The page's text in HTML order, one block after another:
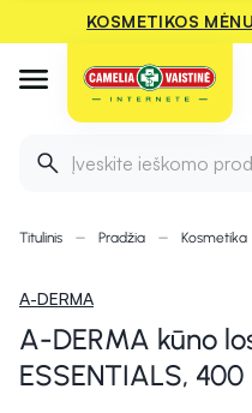
KOSMETIKOS
Įveskite ieškomo
Titulinis Pradžia Kosmetika
A-DERMA
A-DERMA kūno
ESSENTIALS, 400